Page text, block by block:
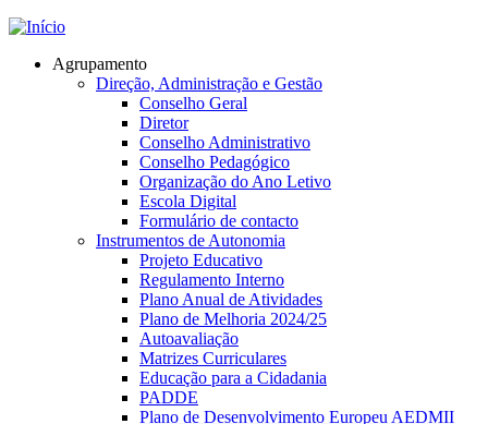
Jump to navigation
Agrupamento
Direção, Administração e Gestão
Conselho Geral
Diretor
Conselho Administrativo
Conselho Pedagógico
Organização do Ano Letivo
Escola Digital
Formulário de contacto
Instrumentos de Autonomia
Projeto Educativo
Regulamento Interno
Plano Anual de Atividades
Plano de Melhoria 2024/25
Autoavaliação
Matrizes Curriculares
Educação para a Cidadania
PADDE
Plano de Desenvolvimento Europeu AEDMII